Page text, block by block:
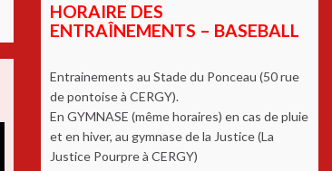
HORAIRE DES
ENTRAÎNEMENTS – BASEBALL
Entrainements au Stade du Ponceau (50 rue
de pontoise à CERGY).
En GYMNASE (même horaires) en cas de pluie
et en hiver, au gymnase de la Justice (La
Justice Pourpre à CERGY)